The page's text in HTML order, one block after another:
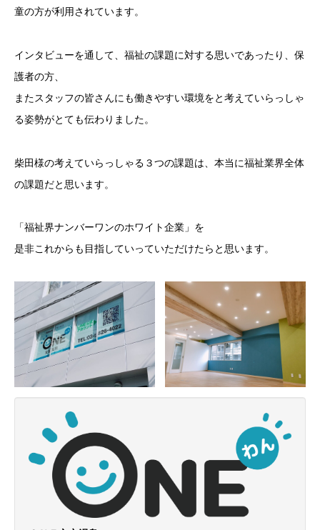
童の方が利用されています。
インタビューを通して、福祉の課題に対する思いであったり、保
護者の方、
またスタッフの皆さんにも働きやすい環境をと考えていらっしゃ
る姿勢がとても伝わりました。
柴田様の考えていらっしゃる３つの課題は、本当に福祉業界全体
の課題だと思います。
「福祉界ナンバーワンのホワイト企業」を
是非これからも目指していっていただけたらと思います。